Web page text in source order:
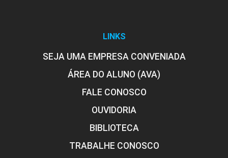
LINKS
SEJA UMA EMPRESA CONVENIADA
ÁREA DO ALUNO (AVA)
FALE CONOSCO
OUVIDORIA
BIBLIOTECA
TRABALHE CONOSCO